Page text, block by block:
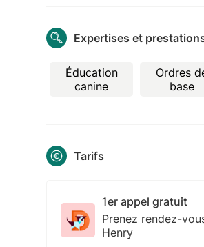
Expertises et
Éducation
canine
Ordres
base
Tarifs
1er appel gratuit
Prenez rendez-
Henry